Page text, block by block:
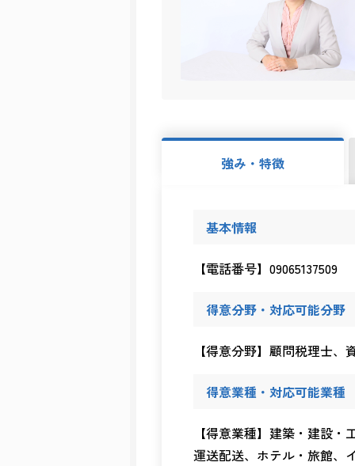
強み・特徴
基本情報
【電話番号】09065137509
得意分野・対応可能分野
【得意分野】顧問税理士
得意業種・対応可能業種
【得意業種】建築・建設
運送配送、ホテル・旅館、